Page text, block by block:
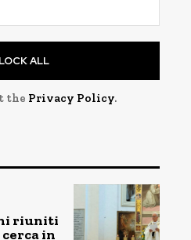
ALL
the Privacy Policy.
riuniti
cerca in